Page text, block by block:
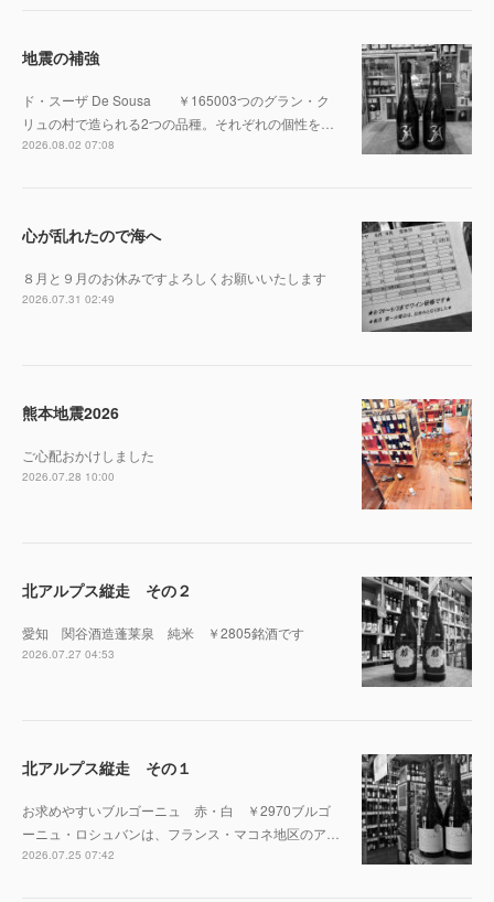
地震の補強
ド・スーザ De Sousa ￥165003つのグラン・ク
リュの村で造られる2つの品種。それぞれの個性を…
2026.08.02 07:08
心が乱れたので海へ
８月と９月のお休みですよろしくお願いいたします
2026.07.31 02:49
熊本地震2026
ご心配おかけしました
2026.07.28 10:00
北アルプス縦走 その２
愛知 関谷酒造蓬莱泉 純米 ￥2805銘酒です
2026.07.27 04:53
北アルプス縦走 その１
お求めやすいブルゴーニュ 赤・白 ￥2970ブルゴ
ーニュ・ロシュバンは、フランス・マコネ地区のア…
2026.07.25 07:42